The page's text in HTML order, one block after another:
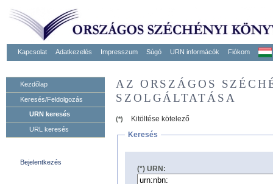
Kapcsolat Adatkezelés Impresszum Súgó URN informácók Fiókom
Kezdőlap
Keresés/Feldolgozás
URN keresés
URL keresés
Bejelentkezés
AZ ORSZÁGOS
SZOLGÁLTATÁSA
(*)
Kitöltése kötelező
Keresés
(*) URN: